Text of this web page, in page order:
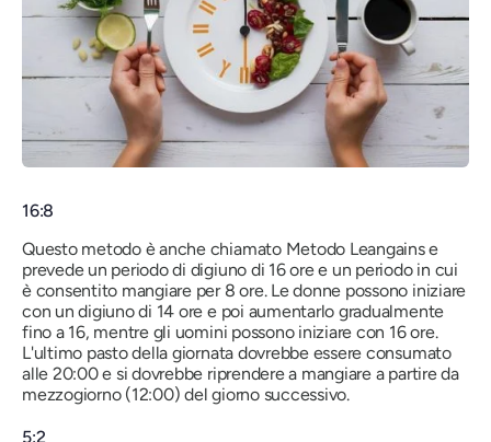
16:8
Questo metodo è anche chiamato Metodo Leangains e
prevede un periodo di digiuno di 16 ore e un periodo in cui
è consentito mangiare per 8 ore. Le donne possono iniziare
con un digiuno di 14 ore e poi aumentarlo gradualmente
fino a 16, mentre gli uomini possono iniziare con 16 ore.
L'ultimo pasto della giornata dovrebbe essere consumato
alle 20:00 e si dovrebbe riprendere a mangiare a partire da
mezzogiorno (12:00) del giorno successivo.
5:2